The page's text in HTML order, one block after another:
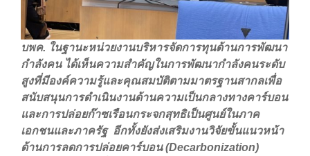
บพค. ในฐานะหน่วยงานบริหารจัดการทุนด้านการพัฒนา
กำลังคน ได้เห็นความสำคัญในการพัฒนากำลังคนระดับ
สูงที่มีองค์ความรู้และคุณสมบัติตามมาตรฐานสากลเพื่อ
สนับสนุนการดำเนินงานด้านความเป็นกลางทางคาร์บอน
และการปล่อยก๊าซเรือนกระจกสุทธิเป็นศูนย์ในภาค
เอกชนและภาครัฐ อีกทั้งยังส่งเสริมงานวิจัยขั้นแนวหน้า
ด้านการลดการปล่อยคาร์บอน (Decarbonization)